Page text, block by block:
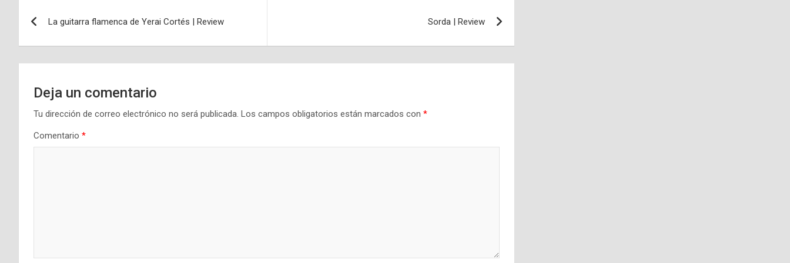
de
entradas
La guitarra flamenca de Yerai Cortés | Review Sorda | Review
Deja un comentario
Tu dirección de correo electrónico no será publicada. Los campos obligatorios están marcados con *
Comentario *